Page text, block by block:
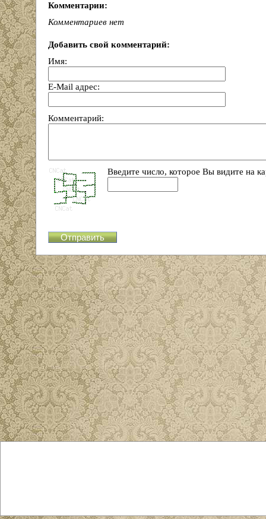
Комментарии:
Комментариев нет
Добавить свой комментарий:
Имя:
E-Mail адрес:
Комментарий:
Введите число, которое Вы видите на